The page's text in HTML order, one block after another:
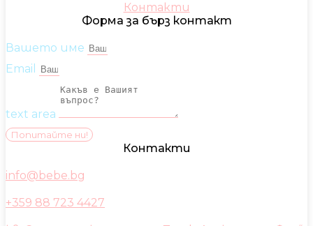
Контакти
Форма за бърз контакт
Вашето име
Email
text area
Попитайте ни!
Контакти
info@bebe.bg
+359 88 723 4427